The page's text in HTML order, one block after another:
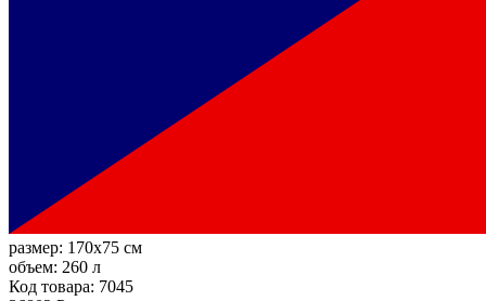
размер: 170x75 см
объем: 260 л
Код товара: 7045